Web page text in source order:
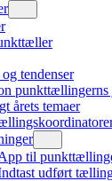
tendenser
årets temaer
til
udført